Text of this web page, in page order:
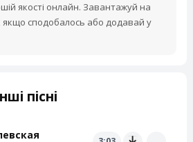
якості онлайн. Завантажуй на
якщо сподобалось або додавай у
пісні